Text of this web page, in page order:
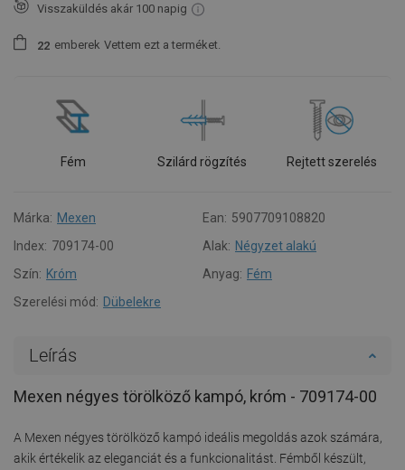
Visszaküldés akár 100 napig
22 emberek Vettem ezt a terméket.
Fém Szilárd rögzítés Rejtett szerelés
Márka: Mexen Ean: 5907709108820
Index: 709174-00 Alak: Négyzet alakú
Szín: Króm Anyag: Fém
Szerelési mód: Dübelekre
Leírás
Mexen négyes törölköző kampó, króm - 709174-00
A Mexen négyes törölköző kampó ideális megoldás azok számára,
akik értékelik az eleganciát és a funkcionalitást. Fémből készült,